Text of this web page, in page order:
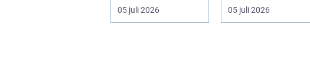
nedpakning, tunge
l&oslas...
05 juli 2026
og en bland...
05 juli 2026